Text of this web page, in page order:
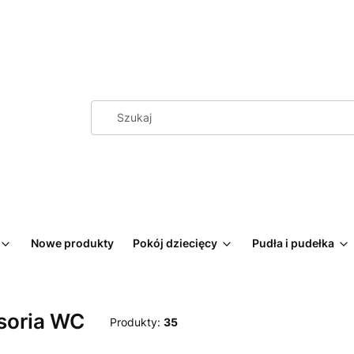
Nowe produkty Pokój dziecięcy Pudła i pudełka
WC Produkty: 35